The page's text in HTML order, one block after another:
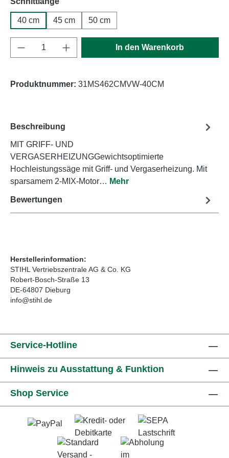
40 cm 45 cm 50 cm
Produkt Anzahl: Gib den gewünschten
In den Warenkorb
Produktnummer: 31MS462CMVW-40CM
Beschreibung
MIT GRIFF- UND
VERGASERHEIZUNGGewichtsoptimierte
Hochleistungssäge mit Griff- und Vergaserheizung. Mit
sparsamem 2-MIX-Motor… Mehr
Bewertungen
Herstellerinformation:
STIHL Vertriebszentrale AG & Co. KG
Robert-Bosch-Straße 13
DE-64807 Dieburg
info@stihl.de
Service-Hotline
Hinweis zu Ausstattung & Funktion
Shop Service